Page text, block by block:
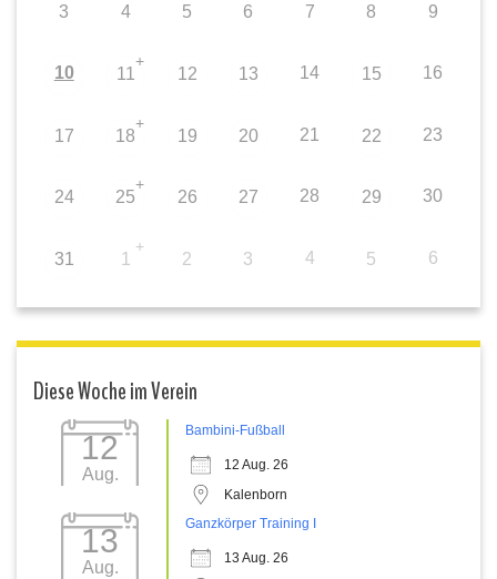
3 4 5 6 7 8 9
10 11
+
12 13 14 15 16
17 18
+
19 20 21 22 23
24 25
+
26 27 28 29 30
31 1
+
2 3 4 5 6
Diese Woche im Verein
12
Aug.
Bambini-Fußball
12 Aug. 26
Kalenborn
13
Aug.
Ganzkörper Training I
13 Aug. 26